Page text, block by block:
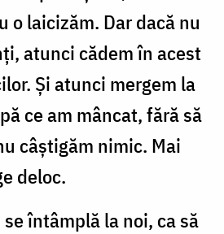
o laici­zăm. Dar dacă nu
atunci cădem în acest
Şi atunci mergem la
ce am mâncat, fără să
câştigăm nimic. Mai
deloc.
întâmplă la noi, ca să